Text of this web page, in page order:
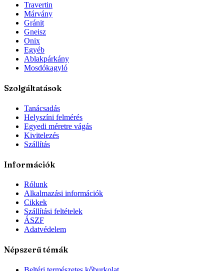
Travertin
Márvány
Gránit
Gneisz
Onix
Egyéb
Ablakpárkány
Mosdókagyló
Szolgáltatások
Tanácsadás
Helyszíni felmérés
Egyedi méretre vágás
Kivitelezés
Szállítás
Információk
Rólunk
Alkalmazási információk
Cikkek
Szállítási feltételek
ÁSZF
Adatvédelem
Népszerű témák